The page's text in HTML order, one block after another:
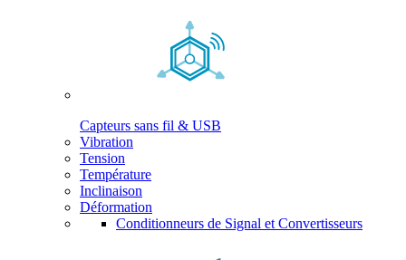
Capteurs sans fil & USB
Vibration
Tension
Température
Inclinaison
Déformation
Conditionneurs de Signal et Convertisseurs